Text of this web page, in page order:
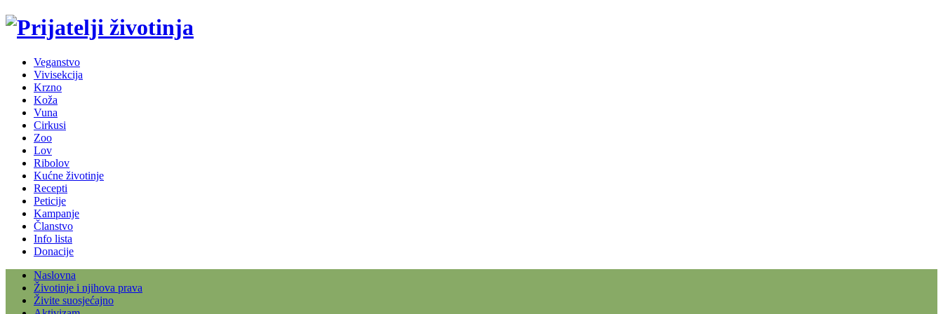
Veganstvo
Vivisekcija
Krzno
Koža
Vuna
Cirkusi
Zoo
Lov
Ribolov
Kućne životinje
Recepti
Peticije
Kampanje
Članstvo
Info lista
Donacije
Naslovna
Životinje i njihova prava
Živite suosjećajno